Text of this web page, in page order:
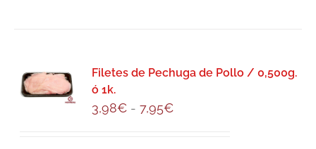
variantes.
Las
opciones
Filetes de Pechuga de Pollo / 0,500g.
ó 1k.
3,98€ - 7,95€Rango